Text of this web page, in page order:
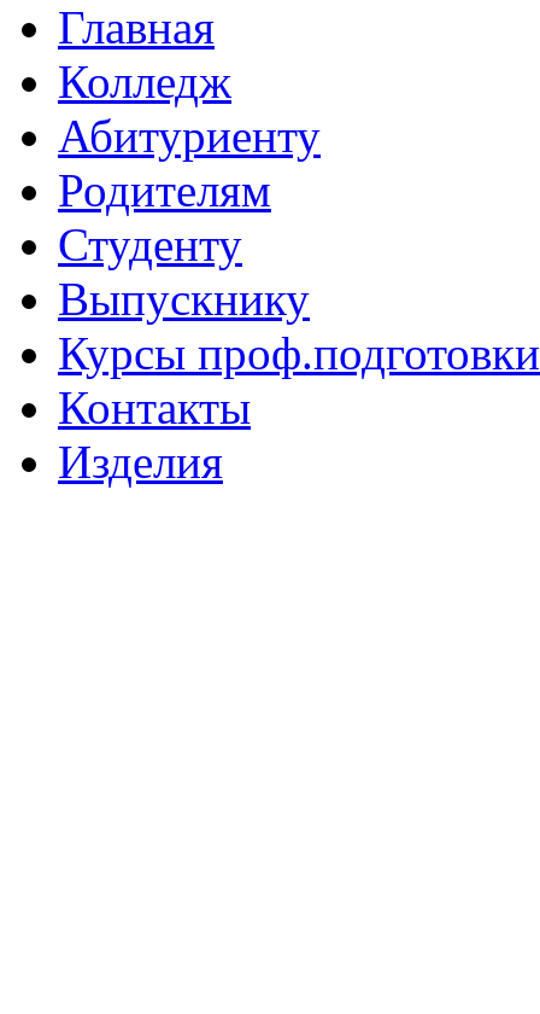
Главная
Колледж
Абитуриенту
Родителям
Студенту
Выпускнику
Курсы проф.подготовки
Контакты
Изделия